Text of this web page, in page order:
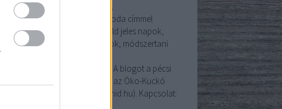
A Zöldítő környezeti neveléssel,
fenntarthatósággal és Zöld Óvoda címmel
kapcsolatos információkat (zöld jeles napok,
kézműves ötletek, jógyakorlatok, módszertani
óvodapedagógusok számára. A blogot a pécsi
székhelyű Zöld-Híd Alapítvány, az Öko-Kuckó
működtetője kezeli (www.zold-hid.hu). Kapcsolat: